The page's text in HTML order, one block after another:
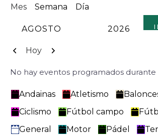
Search Site
Mes Semana Día
MES
AÑO
Anterior
Hoy Siguiente
No hay eventos programados durante
Categorías
Andainas Atletismo
Ciclismo
Fútbol campo
General
Motor Pádel